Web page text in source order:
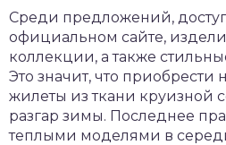
Среди предложений,
официальном сайте,
коллекции, а также
Это значит, что
жилеты из ткани круизной
разгар зимы. Последнее
теплыми моделями в